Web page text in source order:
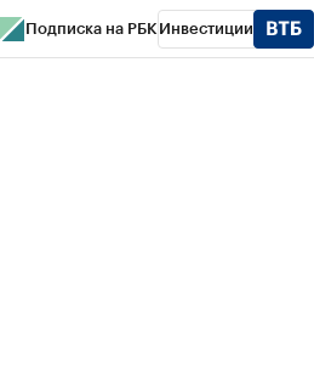
Подписка на РБК Инвестиции